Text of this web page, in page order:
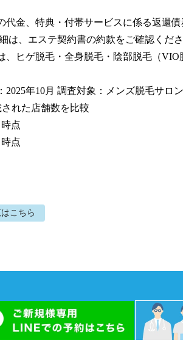
代金、特典・付帯サービスに係る返還
は、エステ契約書の約款をご確認くださ
、ヒゲ脱毛・全身脱毛・陰部脱毛（VIO
2025年10月 調査対象：メンズ脱毛サロ
れた店舗数を比較
点
点
こちら